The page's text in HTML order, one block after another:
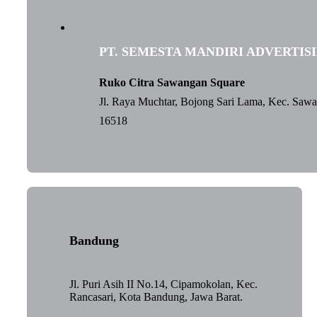
PT. SEMESTA MANDIRI
Ruko Citra Sawangan Square
Jl. Raya Muchtar, Bojong Sari Lama, Kec.
16518
Bandung
Jl. Puri Asih II No.14, Cipamokolan, Kec.
Rancasari, Kota Bandung, Jawa Barat.